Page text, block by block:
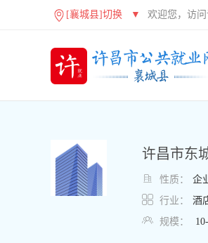
[襄城县]切换 ▼ 欢迎您，访
许昌市东
 性质： 企
 行业： 酒
 规模：